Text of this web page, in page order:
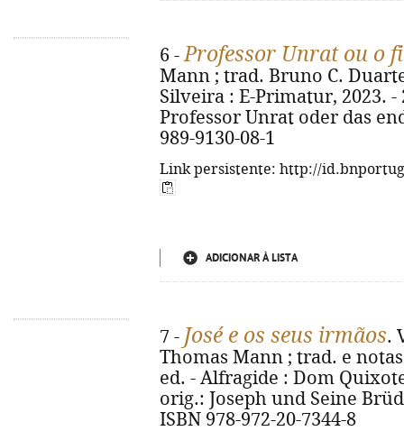
6 -Professor Unrat ou o
Mann ; trad. Bruno C.
Silveira : E-Primatur, 2023.
Professor Unrat oder das
989-9130-08-1
Link persistente: http://
ADICIONAR À LISTA
7 - José e os seus irmãos.
Thomas Mann ; trad. e
ed. - Alfragide : Dom
orig.: Joseph und Seine
ISBN 978-972-20-7344-8